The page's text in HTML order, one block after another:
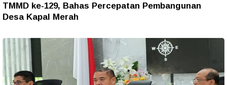
TMMD ke-129, Bahas Percepatan Pembangunan
Desa Kapal Merah